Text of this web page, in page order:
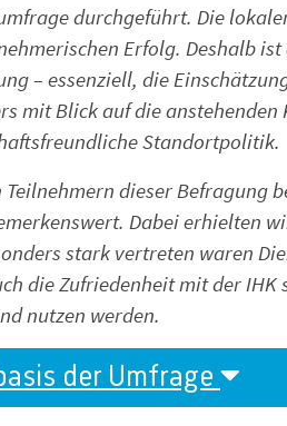
durchgeführt. Die
Erfolg. Deshalb
– essenziell, die
mit Blick auf die
Standortpolitik.
dieser Befragung
Dabei erhielten
stark vertreten waren
die Zufriedenheit mit der
nutzen werden.
der Umfrage